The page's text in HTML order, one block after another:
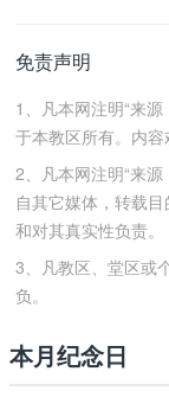
免责声明
1、凡本网注明“来
于本教区所有。内容
2、凡本网注明“来
自其它媒体，转载
和对其真实性负责。
3、凡教区、堂区或
负。
本月纪念日